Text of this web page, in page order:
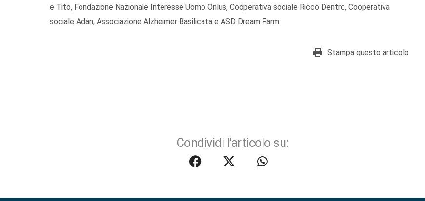
e Tito, Fondazione Nazionale Interesse Uomo Onlus, Cooperativa sociale Ricco Dentro, Cooperativa
sociale Adan, Associazione Alzheimer Basilicata e ASD Dream Farm.
Stampa questo articolo
Condividi l'articolo su: